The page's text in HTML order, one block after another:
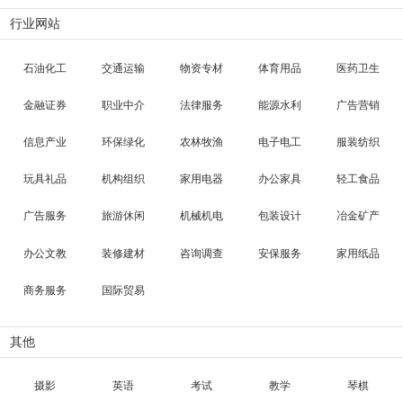
行业网站
石油化工 交通运输 物资专材 体育用品 医药卫生
金融证券 职业中介 法律服务 能源水利 广告营销
信息产业 环保绿化 农林牧渔 电子电工 服装纺织
玩具礼品 机构组织 家用电器 办公家具 轻工食品
广告服务 旅游休闲 机械机电 包装设计 冶金矿产
办公文教 装修建材 咨询调查 安保服务 家用纸品
商务服务 国际贸易
其他
摄影 英语 考试 教学 琴棋